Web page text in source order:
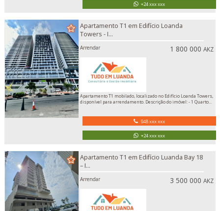
+24 xxx xxx
Apartamento T1 em Edifício Loanda
Towers - I...
Arrendar 1 800 000AKZ
Apartamento T1 mobilado, localizado no Edifício Loanda Towers,
disponível para arrendamento. Descrição do imóvel: - 1 Quarto...
948 xxx xxx
+24 xxx xxx
Apartamento T1 em Edifício Luanda Bay 18
– I...
Arrendar 3 500 000AKZ